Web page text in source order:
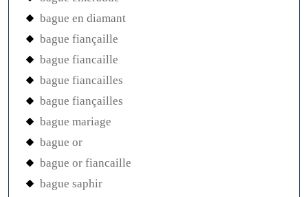
bague en diamant
bague fiançaille
bague fiancaille
bague fiancailles
bague fiançailles
bague mariage
bague or
bague or fiancaille
bague saphir